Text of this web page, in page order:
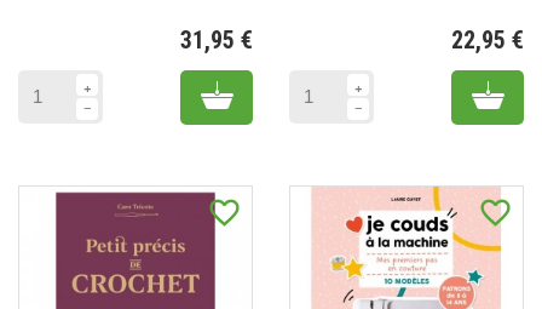
31,95 €
Add to cart
22,95 €
Add
favorite_border favorite_border